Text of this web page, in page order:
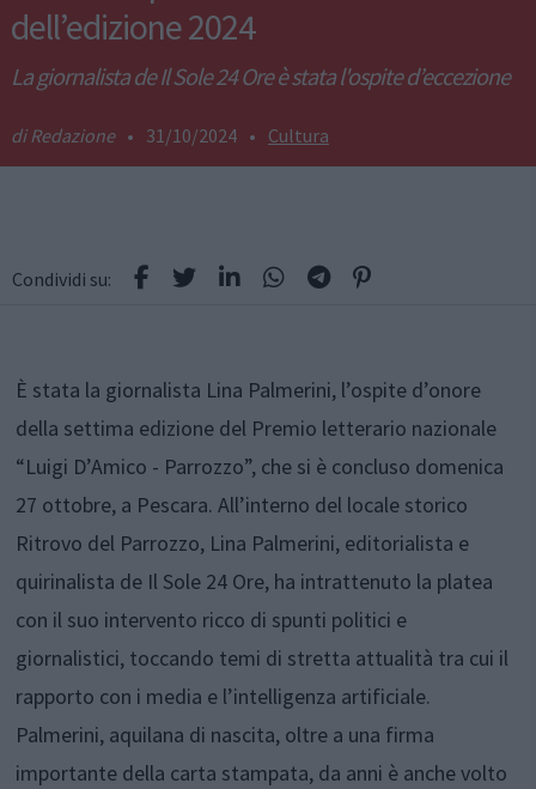
dell’edizione 2024
La giornalista de Il Sole 24 Ore è stata l'ospite d’eccezione
Redazione • 31/10/2024 • Cultura
Condividi su:
È stata la giornalista Lina Palmerini, l’ospite d’onore
della settima edizione del Premio letterario nazionale
“Luigi D’Amico - Parrozzo”, che si è concluso domenica
27 ottobre, a Pescara. All’interno del locale storico
Ritrovo del Parrozzo, Lina Palmerini, editorialista e
quirinalista de Il Sole 24 Ore, ha intrattenuto la platea
con il suo intervento ricco di spunti politici e
giornalistici, toccando temi di stretta attualità tra cui il
rapporto con i media e l’intelligenza artificiale.
Palmerini, aquilana di nascita, oltre a una firma
importante della carta stampata, da anni è anche volto